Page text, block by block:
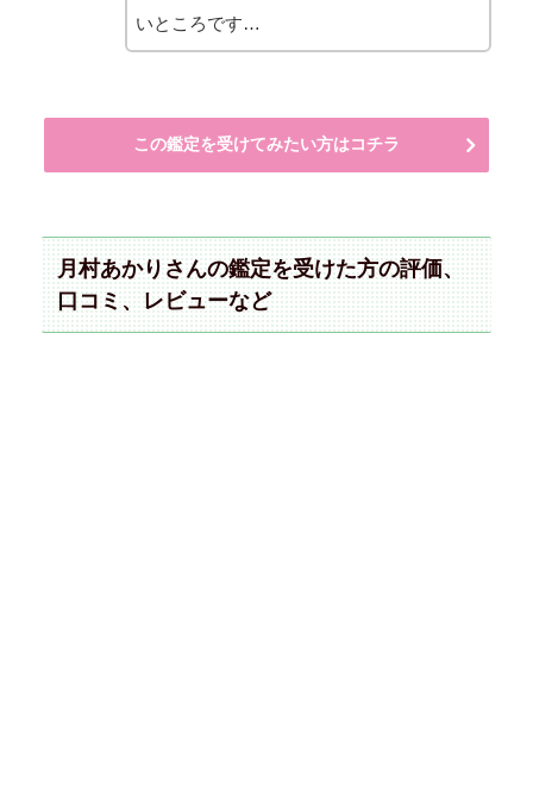
いところです…
この鑑定を受けてみたい方はコチラ
月村あかりさんの鑑定を受けた方の評価、
口コミ、レビューなど